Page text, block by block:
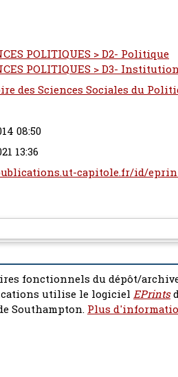
POLITIQUES > D2- Politique
POLITIQUES > D3-
des Sciences Sociales du
08:50
13:36
capitole.fr/id/
fonctionnels du dépôt/
utilise le logiciel EPrints
Southampton. Plus